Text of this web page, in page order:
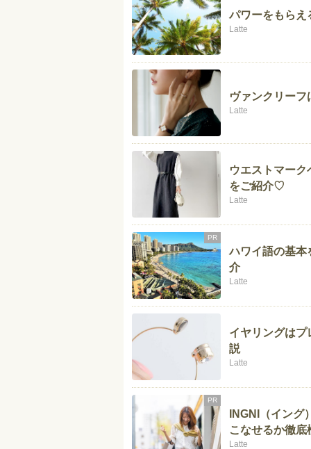
パワーをもらえ
Latte
ヴァンクリー
Latte
ウエストマー
をご紹介♡
Latte
PR
ハワイ語の基本
介
Latte
イヤリングはプ
説
Latte
PR
INGNI（イン
こなせるか徹
Latte